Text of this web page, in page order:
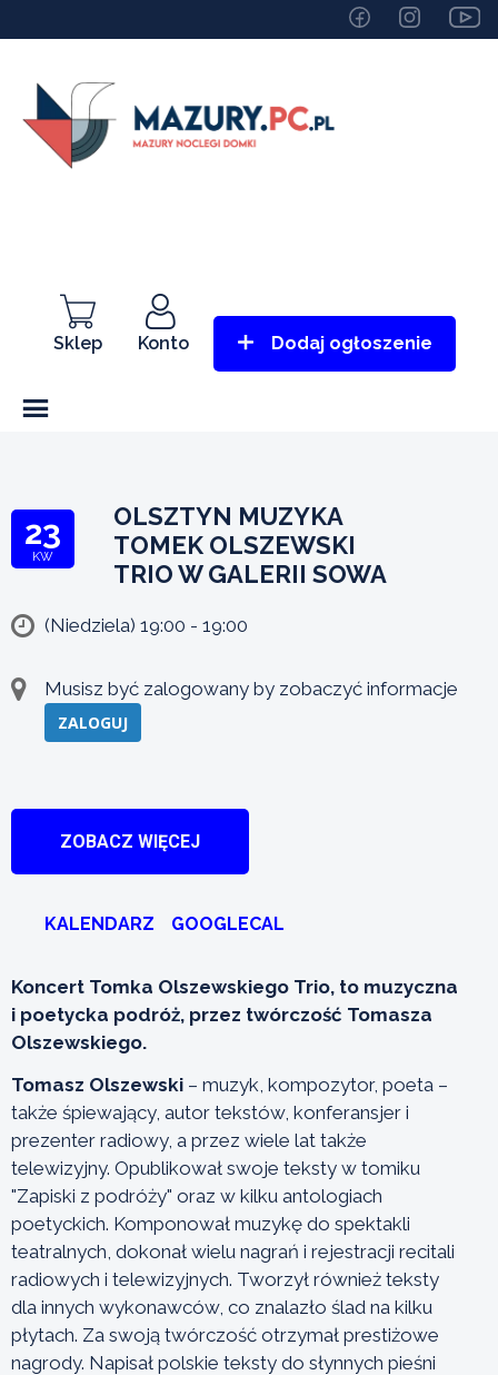
Sklep Konto Dodaj ogłoszenie
23
KW
OLSZTYN MUZYKA
TOMEK OLSZEWSKI
TRIO W GALERII SOWA
(Niedziela) 19:00 - 19:00
Musisz być zalogowany by zobaczyć informacje
ZALOGUJ
ZOBACZ WIĘCEJ
KALENDARZ GOOGLECAL
Koncert Tomka Olszewskiego Trio, to muzyczna
i poetycka podróż, przez twórczość Tomasza
Olszewskiego.
Tomasz Olszewski – muzyk, kompozytor, poeta –
także śpiewający, autor tekstów, konferansjer i
prezenter radiowy, a przez wiele lat także
telewizyjny. Opublikował swoje teksty w tomiku
"Zapiski z podróży" oraz w kilku antologiach
poetyckich. Komponował muzykę do spektakli
teatralnych, dokonał wielu nagrań i rejestracji recitali
radiowych i telewizyjnych. Tworzył również teksty
dla innych wykonawców, co znalazło ślad na kilku
płytach. Za swoją twórczość otrzymał prestiżowe
nagrody. Napisał polskie teksty do słynnych pieśni